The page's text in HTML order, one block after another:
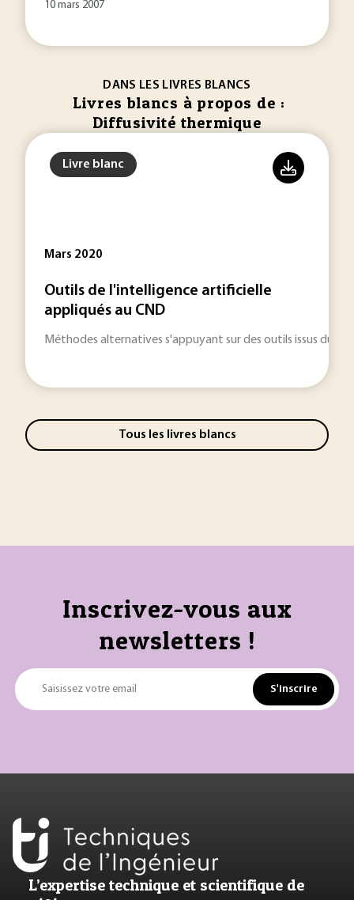
10 mars 2007
DANS LES LIVRES BLANCS
Livres blancs à propos de :
Diffusivité thermique
Livre blanc
Mars 2020
Outils de l'intelligence artificielle
appliqués au CND
Méthodes alternatives s'appuyant sur des outils issus du
Tous les livres blancs
Inscrivez-vous aux
newsletters !
Saisissez votre email S'inscrire
L’expertise technique et scientifique de